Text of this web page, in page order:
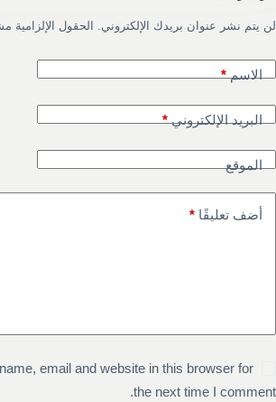
لن يتم نشر عنوان بريدك الإلكتروني. الحقول الإلزامية
الاسم*
البريد الإلكتروني*
الموقع
أضف تعليقًا *
email and website in this browser for
the next time I comment.